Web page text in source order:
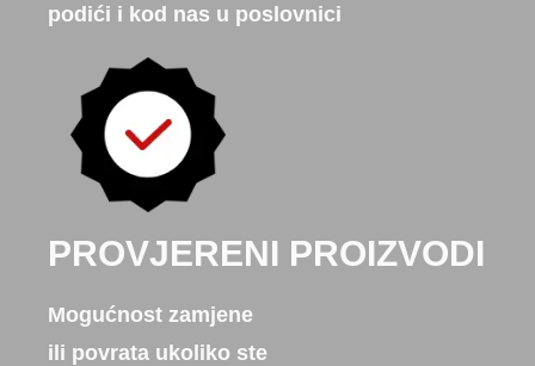
podići i kod nas u poslovnici
PROVJERENI PROIZVODI
Mogućnost zamjene
ili povrata ukoliko ste